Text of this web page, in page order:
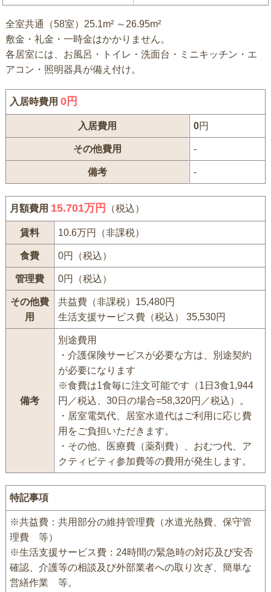
全室共通（58室）25.1m² ～26.95m²
敷金・礼金・一時金はかかりません。
各居室には、お風呂・トイレ・洗面台・ミニキッチン・エ
アコン・照明器具が備え付け。
入居時費用0 円
入居費用 0円
その他費用 -
備考 -
月額費用 15.701万円 （税込）
賃料 10.6万円（非課税）
食費 0円（税込）
管理費 0円（税込）
その他費
用
共益費（非課税）15,480円
生活支援サービス費（税込） 35,530円
備考
別途費用
・介護保険サービスが必要な方は、別途契約
が必要になります
※食費は1食毎に注文可能です（1日3食1,944
円／税込、30日の場合=58,320円／税込）。
・居室電気代、居室水道代はご利用に応じ費
用をご負担いただきます。
・その他、医療費（薬剤費）、おむつ代、ア
クティビティ参加費等の費用が発生します。
特記事項
※共益費：共用部分の維持管理費（水道光熱費、保守管
理費 等）
※生活支援サービス費：24時間の緊急時の対応及び安否
確認、介護等の相談及び外部業者への取り次ぎ、簡単な
営繕作業 等。